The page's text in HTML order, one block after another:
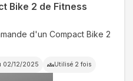
Bike 2 de Fitness
d'un Compact Bike 2
02/12/2025 Utilisé 2 fois